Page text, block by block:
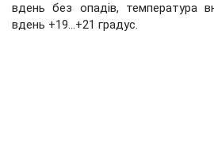
вдень без опадів, температура
вдень +19...+21 градус.